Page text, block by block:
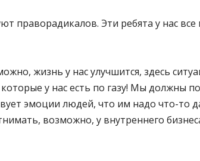
праворадикалов. Эти ребята у нас
жизнь у нас улучшится, здесь
у нас есть по газу! Мы должны
эмоции людей, что им надо что-то
возможно, у внутреннего